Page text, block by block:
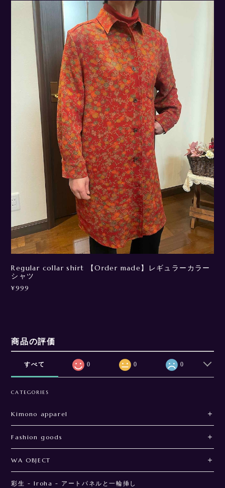
Regular collar shirt 【Order made】レギュラーカラー
シャツ
¥999
商品の評価
すべて 0 0 0
CATEGORIES
Kimono apparel
Fashion goods
WA OBJECT
彩生 - Iroha - アートパネルと一輪挿し